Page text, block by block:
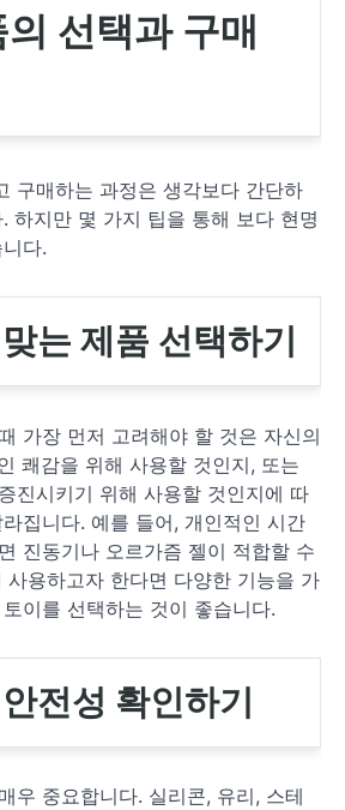
선택과 구매
구매하는 과정은 생각보다 간단하
하지만 몇 가지 팁을 통해 보다 현명
다.
는 제품 선택하기
가장 먼저 고려해야 할 것은 자신의
쾌감을 위해 사용할 것인지, 또는
진시키기 위해 사용할 것인지에 따
집니다. 예를 들어, 개인적인 시간
진동기나 오르가즘 젤이 적합할 수
사용하고자 한다면 다양한 기능을 가
이를 선택하는 것이 좋습니다.
전성 확인하기
우 중요합니다. 실리콘, 유리, 스테